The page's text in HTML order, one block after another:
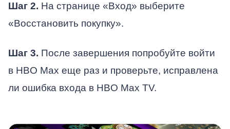
Шаг 2. На странице «Вход» выберите
«Восстановить покупку».
Шаг 3. После завершения попробуйте войти
в HBO Max еще раз и проверьте, исправлена
ли ошибка входа в HBO Max TV.